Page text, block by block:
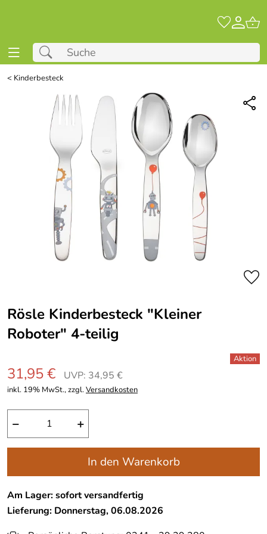
< Kinderbesteck
Rösle Kinderbesteck "Kleiner
Roboter" 4-teilig
31,95 € UVP: 34,95 €
inkl. 19% MwSt., zzgl.Versandkosten
− +
In den Warenkorb
Am Lager: sofort versandfertig
Lieferung: Donnerstag, 06.08.2026